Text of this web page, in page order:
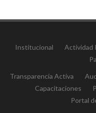
Institucional Actividad
Transparencia Activa
Capacitaciones
Portal